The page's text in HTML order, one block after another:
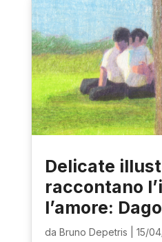
Delicate
raccontano
l’amore:
da Bruno Depetris 15/